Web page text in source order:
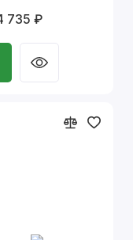
735 ₽